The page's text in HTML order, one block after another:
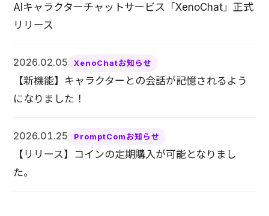
AIキャラクターチャットサービス「XenoChat」正式
リリース
2026.02.05 XenoChatお知らせ
【新機能】キャラクターとの会話が記憶されるよう
になりました！
2026.01.25 PromptComお知らせ
【リリース】コインの定期購入が可能となりまし
た。